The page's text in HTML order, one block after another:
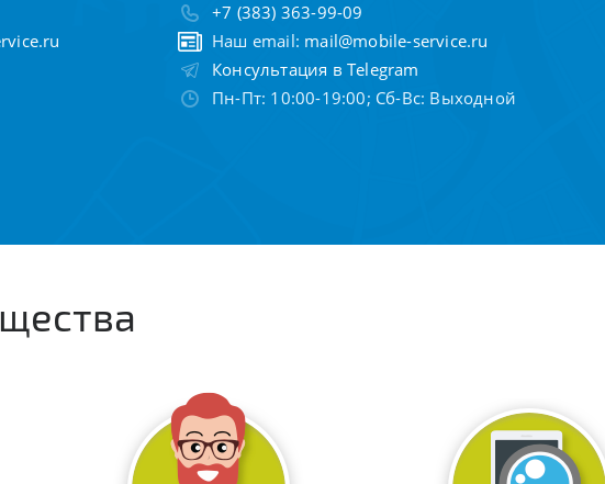
+7 (383) 363-99-09
Наш email: mail@mobile-service.ru
Консультация в Telegram
Пн-Пт: 10:00-19:00; Сб-Вс: Выходной